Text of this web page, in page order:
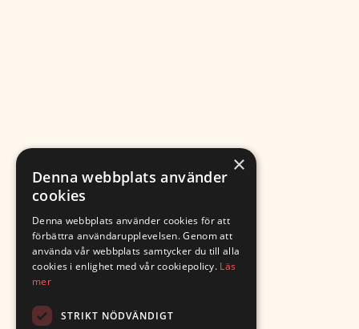
×
Denna webbplats använder
cookies
Denna webbplats använder cookies för att
förbättra användarupplevelsen. Genom att
använda vår webbplats samtycker du till alla
cookies i enlighet med vår cookiepolicy. Läs
mer
STRIKT NÖDVÄNDIGT